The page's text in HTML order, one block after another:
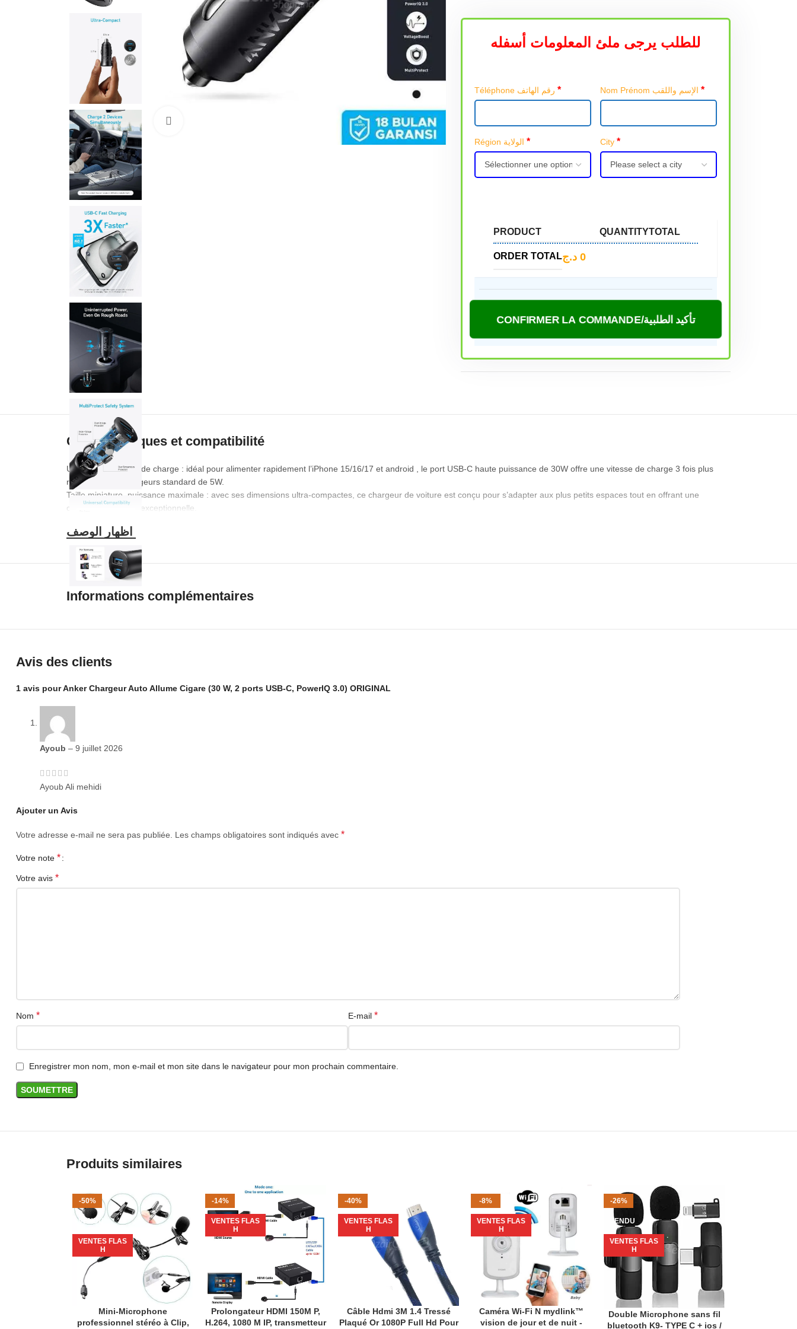
للطلب يرجى ملئ المعلومات أسفله
* *
* City *
PRODUCT QUANTITYTOTAL
ORDER TOTAL 0 د.ج
CONFIRMER LA COMMANDE/تأكيد الطلبية
Caractéristiques et compatibilité
Un bond en vitesse de charge : idéal pour alimenter rapidement l’iPhone 15/16/17 et android , le port USB-C haute puissance de 30W offre une vitesse de charge 3 fois plus
rapide que les chargeurs standard de 5W.
Taille miniature, puissance maximale : avec ses dimensions ultra-compactes, ce chargeur de voiture est conçu pour s’adapter aux plus petits espaces tout en offrant une
capacité de charge exceptionnelle.
propriétaires d’appareils.
Maximisez la protection de l’appareil : notre technologie exclusive MultiProtect offre une protection contre les surtensions, les sous-tensions, les surintensités, les surchauffes et
l’allocation intelligente de l’alimentation pour une charge sûre, rapide et efficace.
Ce que vous obtenez : chargeur de voiture Anker (30 W, 2 ports), guide de bienvenue (français non garanti).
Informations complémentaires
Avis des clients
1 avis pourAnker Chargeur Auto Allume Cigare (30 W, 2 ports USB-C, PowerIQ 3.0) ORIGINAL
Ayoub – 9 juillet 2026
Ayoub Ali mehidi
Ajouter un Avis
Votre adresse e-mail ne sera pas publiée. Les champs obligatoires sont indiqués avec *
Votre note *
Votre avis *
Nom * E-mail *
Enregistrer mon nom, mon e-mail et mon site dans le navigateur pour mon prochain commentaire.
Produits similaires
-50%
VENDU
VENTES FLAS
H
LIRE LA SUITE
Mini-Microphone
professionnel stéréo à Clip,
-14%
VENTES FLAS
H
AJOUTER AU PANIER
Prolongateur HDMI 150M P,
H.264, 1080 M IP, transmetteur
-40%
VENTES FLAS
H
AJOUTER AU PANIER
Câble Hdmi 3M 1.4 Tressé
Plaqué Or 1080P Full Hd Pour
-8%
VENTES FLAS
H
AJOUTER AU PANIER
Caméra Wi-Fi N mydlink™
vision de jour et de nuit -
-26%
VENDU
VENTES FLAS
H
LIRE LA SUITE
Double Microphone sans fil
bluetooth K9- TYPE C + ios /